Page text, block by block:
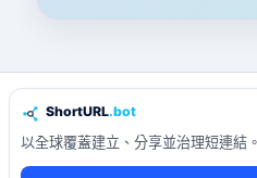
以全球覆蓋建立、分享並治理短連結。